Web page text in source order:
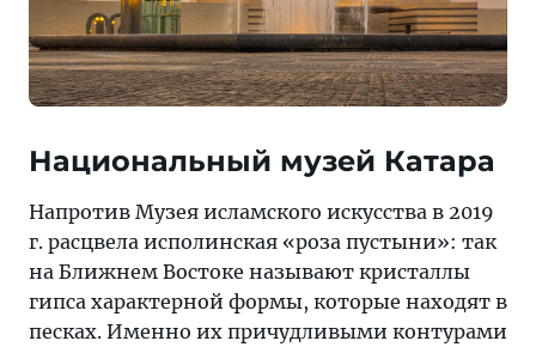
Национальный музей Катара
Напротив Музея исламского искусства в 2019
г. расцвела исполинская «роза пустыни»: так
на Ближнем Востоке называют кристаллы
гипса характерной формы, которые находят в
песках. Именно их причудливыми контурами